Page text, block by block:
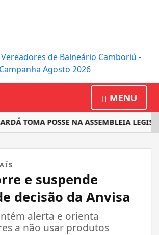
MENU
TOMA POSSE NA ASSEMBLEIA
e suspende
decisão da Anvisa
alerta e orienta
a não usar produtos